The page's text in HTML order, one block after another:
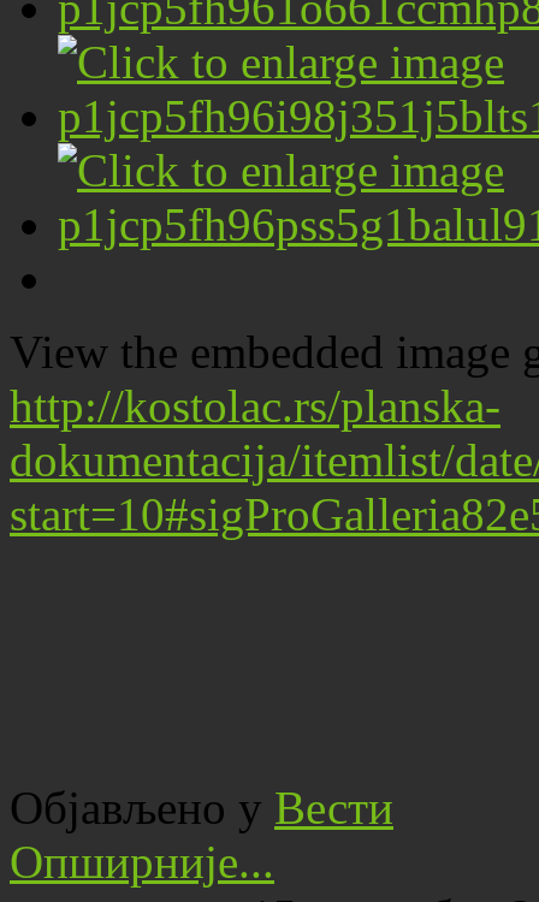
View the embedded image
http://kostolac.rs/planska-
dokumentacija/itemlist/
Објављено у Вести
Опширније...